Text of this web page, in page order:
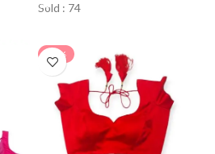
Sold : 74
-18%